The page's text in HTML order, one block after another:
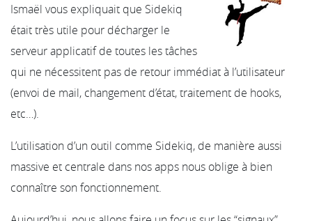
Ismaël vous expliquait que Sidekiq
était très utile pour décharger le
serveur applicatif de toutes les tâches
qui ne nécessitent pas de retour immédiat à l’utilisateur
(envoi de mail, changement d’état, traitement de hooks,
etc…).
L’utilisation d’un outil comme Sidekiq, de manière aussi
massive et centrale dans nos apps nous oblige à bien
connaître son fonctionnement.